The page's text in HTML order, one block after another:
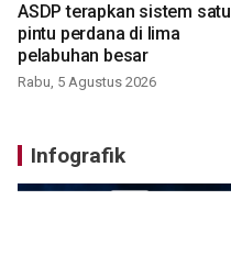
ASDP terapkan sistem satu
pintu perdana di lima
pelabuhan besar
Rabu, 5 Agustus 2026
Infografik